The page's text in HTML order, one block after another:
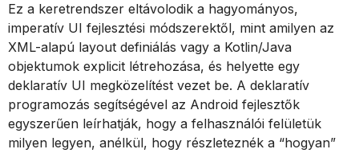
Ez a keretrendszer eltávolodik a hagyományos,
imperatív UI fejlesztési módszerektől, mint amilyen az
XML-alapú layout definiálás vagy a Kotlin/Java
objektumok explicit létrehozása, és helyette egy
deklaratív UI megközelítést vezet be. A deklaratív
programozás segítségével az Android fejlesztők
egyszerűen leírhatják, hogy a felhasználói felületük
milyen legyen, anélkül, hogy részleteznék a “hogyan”